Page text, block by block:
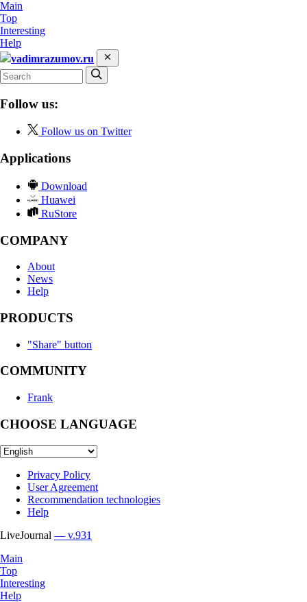
Main
Top
Interesting
Help
vadimrazumov.ru
Follow us:
Follow us on Twitter
Applications
Download
Huawei
RuStore
COMPANY
About
News
Help
PRODUCTS
"Share" button
COMMUNITY
Frank
CHOOSE LANGUAGE
Privacy Policy
User Agreement
Recommendation technologies
Help
LiveJournal — v.931
Main
Top
Interesting
Help